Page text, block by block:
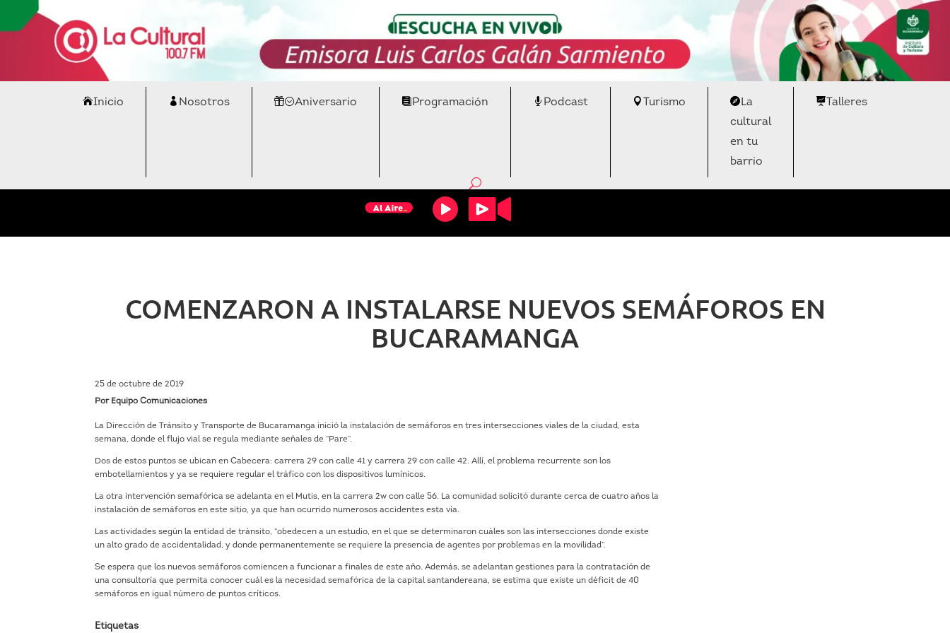
Inicio Nosotros Aniversario Programación Podcast Turismo
La
cultural
en tu
barrio
Talleres
COMENZARON A INSTALARSE NUEVOS SEMÁFOROS EN
BUCARAMANGA
25 de octubre de 2019
Por Equipo Comunicaciones
La Dirección de Tránsito y Transporte de Bucaramanga inició la instalación de semáforos en tres intersecciones viales de la ciudad, esta
semana, donde el flujo vial se regula mediante señales de “Pare”.
Dos de estos puntos se ubican en Cabecera: carrera 29 con calle 41 y carrera 29 con calle 42. Allí, el problema recurrente son los
embotellamientos y ya se requiere regular el tráfico con los dispositivos lumínicos.
La otra intervención semafórica se adelanta en el Mutis, en la carrera 2w con calle 56. La comunidad solicitó durante cerca de cuatro años la
instalación de semáforos en este sitio, ya que han ocurrido numerosos accidentes esta vía.
Las actividades según la entidad de tránsito, “obedecen a un estudio, en el que se determinaron cuáles son las intersecciones donde existe
un alto grado de accidentalidad, y donde permanentemente se requiere la presencia de agentes por problemas en la movilidad”.
Se espera que los nuevos semáforos comiencen a funcionar a finales de este año. Además, se adelantan gestiones para la contratación de
una consultoría que permita conocer cuál es la necesidad semafórica de la capital santandereana, se estima que existe un déficit de 40
semáforos en igual número de puntos críticos.
Etiquetas